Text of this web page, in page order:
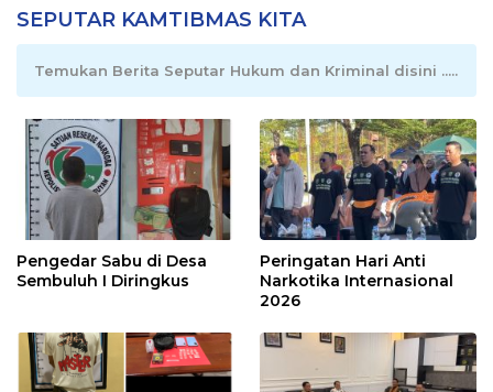
SEPUTAR KAMTIBMAS KITA
Temukan Berita Seputar Hukum dan Kriminal disini .....
Pengedar Sabu di Desa
Sembuluh I Diringkus
Peringatan Hari Anti
Narkotika Internasional
2026